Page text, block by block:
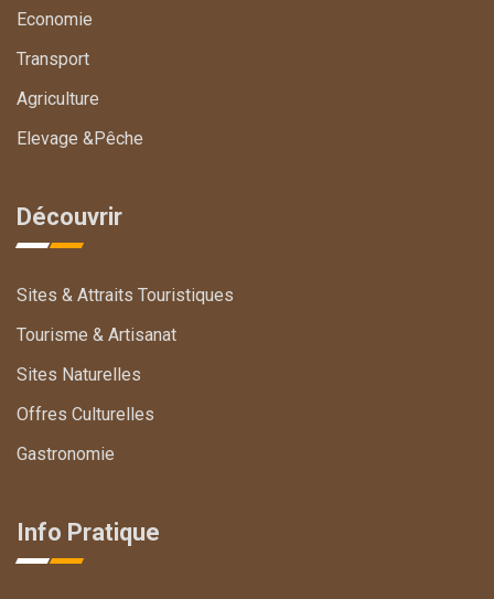
Economie
Transport
Agriculture
Elevage &Pêche
Découvrir
Sites & Attraits Touristiques
Tourisme & Artisanat
Sites Naturelles
Offres Culturelles
Gastronomie
Info Pratique